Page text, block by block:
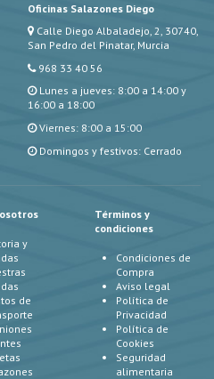
Oficinas Salazones Diego
Calle Diego Albaladejo, 2, 30740,
San Pedro del Pinatar, Murcia
968 33 40 56
Lunes a jueves: 8:00 a 14:00 y
16:00 a 18:00
Viernes: 8:00 a 15:00
Domingos y festivos: Cerrado
y
de
Términos y
condiciones
Condiciones de
Compra
Aviso legal
Política de
Privacidad
Política de
Cookies
Seguridad
alimentaria